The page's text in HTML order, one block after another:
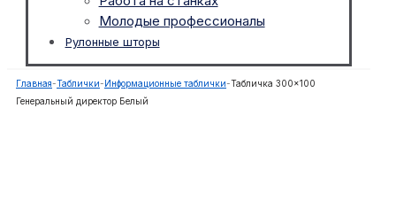
Молодые профессионалы
Рулонные шторы
Главная-Таблички- Информационные таблички-Табличка 300×100
Генеральный директор Белый